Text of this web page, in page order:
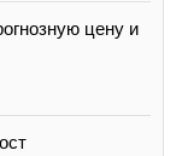
цену и